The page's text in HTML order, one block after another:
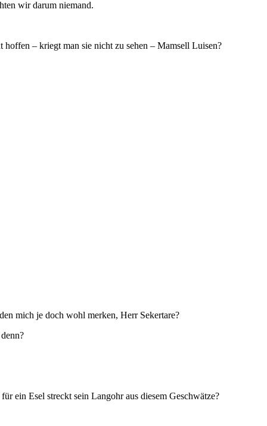
wir darum niemand.
– kriegt man sie nicht zu sehen – Mamsell Luisen?
mich je doch wohl merken, Herr Sekertare?
ein Esel streckt sein Langohr aus diesem Geschwätze?